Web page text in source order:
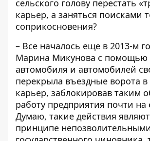
сельского голову перестать
карьер, а заняться поисками
соприкосновения?
– Все началось еще в 2013-м
Марина Микунова с помощью
автомобиля и автомобилей
перекрыла въездные ворота
карьер, заблокировав таким
работу предприятия почти на
Думаю, такие действия
принципе